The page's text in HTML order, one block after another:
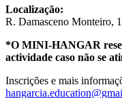
Localização:
R. Damasceno Monteiro,
*O MINI-HANGAR
actividade caso não se
Inscrições e mais